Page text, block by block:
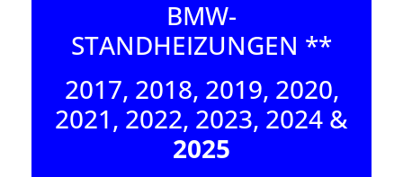
BMW-
STANDHEIZUNGEN **
2017, 2018, 2019, 2020,
2021, 2022, 2023, 2024 &
2025